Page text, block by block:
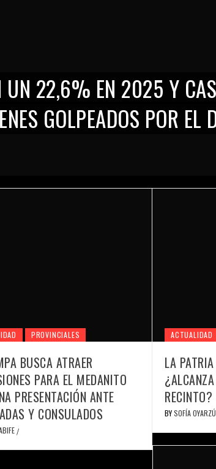
UN 22,6% EN 2025 Y
GOLPEADOS POR EL
PROVINCIALES
BUSCA ATRAER
PARA EL MEDANITO
PRESENTACIÓN ANTE
Y CONSULADOS
/
ACTUALIDAD
LA
RECINTO?
BYSOFÍA